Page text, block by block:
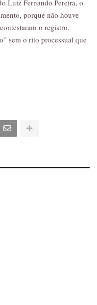
Luiz Fernando Pereira, o
porque não houve
o registro.
sem o rito processual que